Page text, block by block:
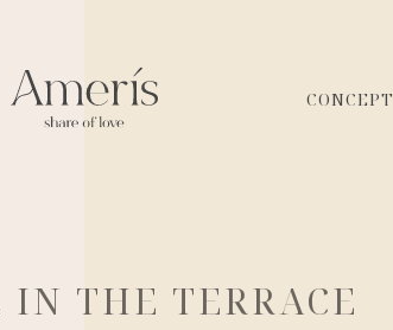
CONCEPT
IN THE TERRACE